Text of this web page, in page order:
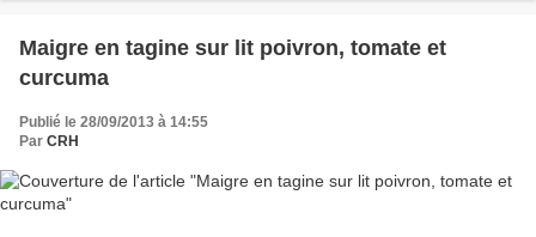
Maigre en tagine sur lit poivron, tomate et
curcuma
Publié le 28/09/2013 à 14:55
Par CRH